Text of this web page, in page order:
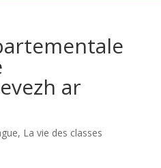
ar
, La vie des classes